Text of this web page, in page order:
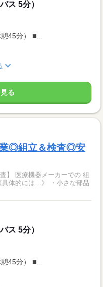
ス 5分）
45分） ■...
る
業◎組立＆検査◎安
の 組
ス 5分）
45分） ■...